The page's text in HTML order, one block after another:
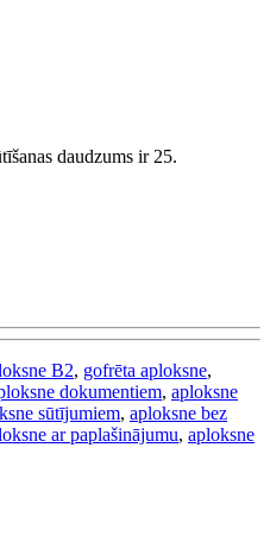
daudzums ir 25.
B2, gofrēta aploksne,
dokumentiem, aploksne
sūtījumiem, aploksne bez
ar paplašinājumu, aploksne